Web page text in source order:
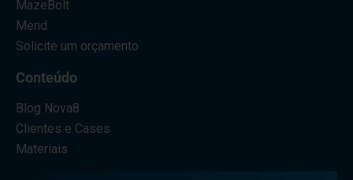
MazeBolt
Mend
Solicite um orçamento
Conteúdo
Blog Nova8
Clientes e Cases
Materiais